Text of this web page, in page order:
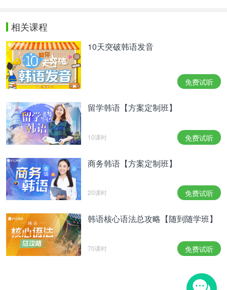
增添了现实感和立体感，帮助观众们身临其境。
그는 "사실 저는 코미디가 너무 어렵고 힘들다. '시민
덕희'는 그에 비해서 덕희가 자존감을 찾아가는 과정,
덕희가 겪는감정선
때문에 부담감이 덜했다"라고 소회를 전했다.
《金派特工队》与一般喜剧相比，只需要完整地感受
并表现出德熙重拾自尊心的过程，以及德熙所经历的
感情线就可以，所以我没有感到很大的负担。”
수많은 장르에서 쉼 없이 연기 변신을 시도하는 만큼
배우로서 피로감은 없을까? 이에 라미란 씨는 "언제
일이 끊길지 모르기 때문에 열심히 해야 한다"라며
"할 수 있을 때 최대한 많은 작품에 도전하고 싶다. 훌
륭한 배우들이 열심히 치고 올라오기 때문에 어차피
에 호탕하고 유쾌한 웃음을 지어 보였다.
当被问到在众多题材中不断变换演技，作为演员有没
有感受到疲劳，对此罗美兰回答说：“因为不知道什
么时候会下岗，所以要非常努力。可以的话我想挑战
正我也演不了多久自然会有休息的时间。"她在谦虚
相关课程
10天突破韩语发音
免费试听
留学韩语【方案定制班】
10课时 免费试听
商务韩语【方案定制班】
20课时 免费试听
韩语核心语法总攻略【随到随学班】
70课时 免费试听